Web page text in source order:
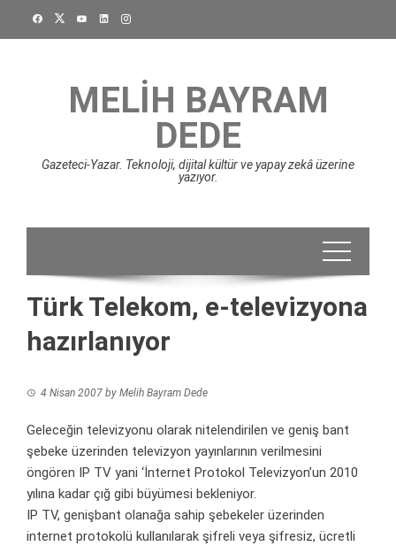
MELIH BAYRAM
DEDE
Gazeteci-Yazar. Teknoloji, dijital kültür ve yapay zekâ üzerine
yazıyor.
Türk Telekom, e-televizyona
hazırlanıyor
4 Nisan 2007 by Melih Bayram Dede
Geleceğin televizyonu olarak nitelendirilen ve geniş bant
şebeke üzerinden televizyon yayınlarının verilmesini
öngören IP TV yani ‘İnternet Protokol Televizyon’un 2010
yılına kadar çığ gibi büyümesi bekleniyor.
IP TV, genişbant olanağa sahip şebekeler üzerinden
internet protokolü kullanılarak şifreli veya şifresiz, ücretli